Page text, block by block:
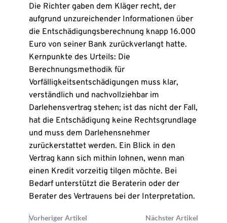
Die Richter gaben dem Kläger recht, der
aufgrund unzureichender Informationen über
die Entschädigungsberechnung knapp 16.000
Euro von seiner Bank zurückverlangt hatte.
Kernpunkte des Urteils: Die
Berechnungsmethodik für
Vorfälligkeitsentschädigungen muss klar,
verständlich und nachvollziehbar im
Darlehensvertrag stehen; ist das nicht der Fall,
hat die Entschädigung keine Rechtsgrundlage
und muss dem Darlehensnehmer
zurückerstattet werden. Ein Blick in den
Vertrag kann sich mithin lohnen, wenn man
einen Kredit vorzeitig tilgen möchte. Bei
Bedarf unterstützt die Beraterin oder der
Berater des Vertrauens bei der Interpretation.
Vorheriger Artikel Nächster Artikel